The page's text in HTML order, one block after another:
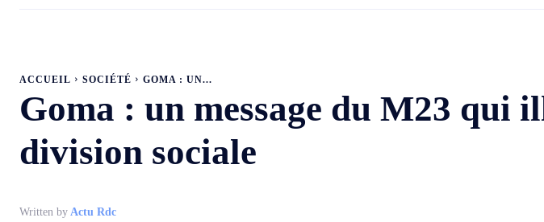
ACCUEIL SOCIÉTÉ GOMA : UN...
Goma : un message du M23 qui
division sociale
Written by Actu Rdc